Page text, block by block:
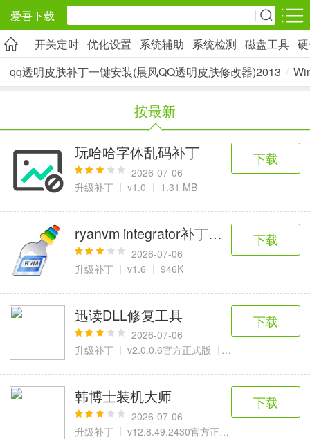
爱吾下载
安卓应用 安卓游戏
旅游出行
社交通讯
2千+款应用
影音播放
实用工具
2万+款应用
金融理财
2百+款应用
网上购物
资讯阅读
1万+款应用
学习办公
3万+款应用
生活服务
2万+款应用
医疗健康
6千+款应用
母婴育儿
2百+款应用
趣味娱乐
3千+款应用
图像拍照
9百+款应用
开关定时 优化设置 系统辅助 系统检测 磁盘工具
qq透明皮肤补丁一键安装(晨风QQ透明皮肤修改器)2013 /
按最新
玩哈哈字体乱码补丁
2026-07-06
升级补丁
v1.0 1.31 MB
下载
ryanvm integrator补丁集成工具
2026-07-06
升级补丁
v1.6 946K
下载
迅读DLL修复工具
2026-07-06
升级补丁
v2.0.0.6官方正式版 11.1 MB
下载
韩博士装机大师
2026-07-06
升级补丁
v12.8.49.2430官方正式版
下载